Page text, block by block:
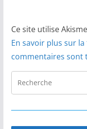
Ce site utilise
En savoir plus sur
commentaires sont